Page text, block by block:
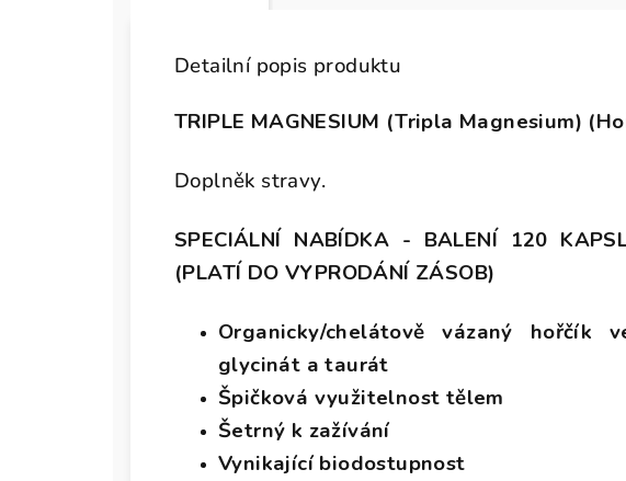
Detailní popis produktu
TRIPLE MAGNESIUM (Tripla Magnesium)
Doplněk stravy.
SPECIÁLNÍ NABÍDKA - BALENÍ 120
(PLATÍ DO VYPRODÁNÍ ZÁSOB)
Organicky/chelátově vázaný hořčík
glycinát a taurát
Špičková využitelnost tělem
Šetrný k zažívání
Vynikající biodostupnost